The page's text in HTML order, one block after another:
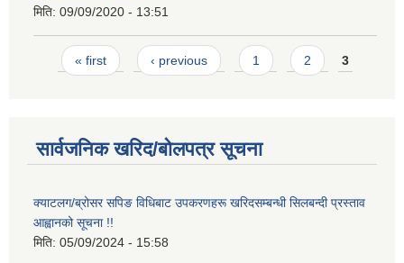
मिति: 09/09/2020 - 13:51
Pages
« first ‹ previous 1 2 3
सार्वजनिक खरिद/बोलपत्र सूचना
क्याटलग/ब्रोसर सपिङ विधिबाट उपकरणहरू खरिदसम्बन्धी सिलबन्दी प्रस्ताव
आह्वानको सूचना !!
मिति: 05/09/2024 - 15:58